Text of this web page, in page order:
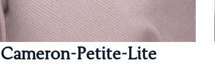
Cameron-Petite-Lite